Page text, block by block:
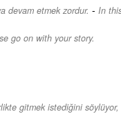
devam etmek zordur. - In
go on with your story.
gitmek istediğini